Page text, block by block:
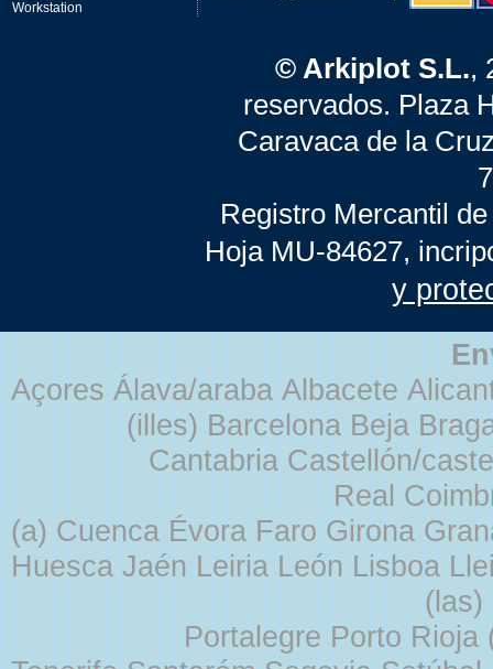
Workstation
© Arkiplot S.L.,
reservados. Plaza
Caravaca de la
Registro Mercantil
Hoja MU-84627,
y
Açores Álava/araba Albacete
(illes) Barcelona Beja
Cantabria Castellón/
Real
(a) Cuenca Évora Faro Girona
Huesca Jaén Leiria León Lisboa
Portalegre Porto